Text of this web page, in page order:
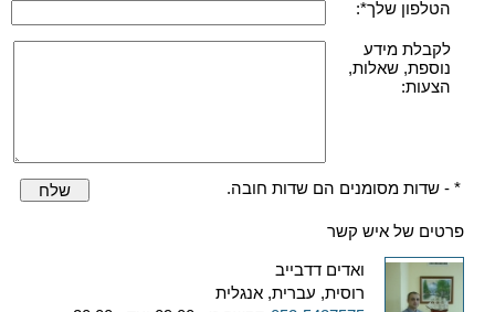
הטלפון שלך*:
לקבלת מידע
נוספת, שאלות,
הצעות:
* - שדות מסומנים הם שדות חובה. שלח
פרטים של איש קשר
ואדים דדבייב
רוסית, עברית, אנגלית